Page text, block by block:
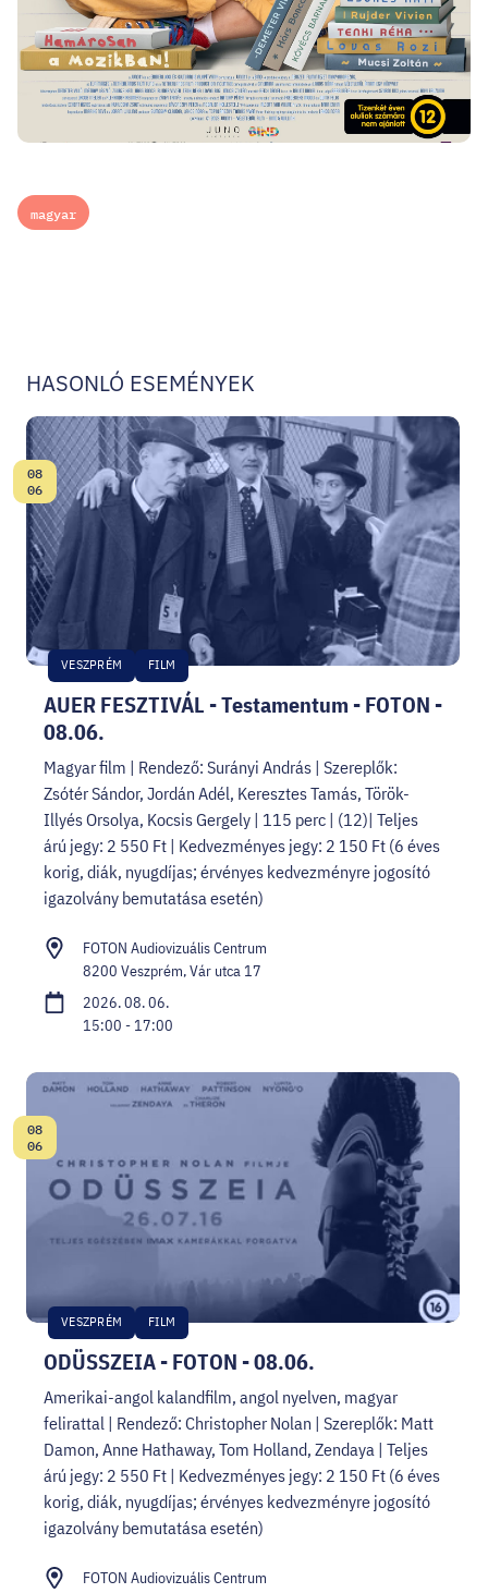
magyar
HASONLÓ ESEMÉNYEK
AUER FESZTIVÁL - Testamentum - FOTON -
08.06.
VESZPRÉM FILM
Dátum:
08
06
Magyar film | Rendező: Surányi András | Szereplők:
Zsótér Sándor, Jordán Adél, Keresztes Tamás, Török-
Illyés Orsolya, Kocsis Gergely | 115 perc | (12)| Teljes
árú jegy: 2 550 Ft | Kedvezményes jegy: 2 150 Ft (6 éves
korig, diák, nyugdíjas; érvényes kedvezményre jogosító
igazolvány bemutatása esetén)
FOTON Audiovizuális Centrum
8200 Veszprém, Vár utca 17
2026. 08. 06.
15:00 - 17:00
ODÜSSZEIA - FOTON - 08.06.
VESZPRÉM FILM
Dátum:
08
06
Amerikai-angol kalandfilm, angol nyelven, magyar
felirattal | Rendező: Christopher Nolan | Szereplők: Matt
Damon, Anne Hathaway, Tom Holland, Zendaya | Teljes
árú jegy: 2 550 Ft | Kedvezményes jegy: 2 150 Ft (6 éves
korig, diák, nyugdíjas; érvényes kedvezményre jogosító
igazolvány bemutatása esetén)
FOTON Audiovizuális Centrum